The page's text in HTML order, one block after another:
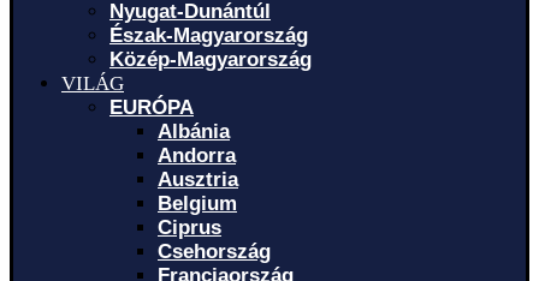
Nyugat-Dunántúl
Észak-Magyarország
Közép-Magyarország
VILÁG
EURÓPA
Albánia
Andorra
Ausztria
Belgium
Ciprus
Csehország
Franciaország